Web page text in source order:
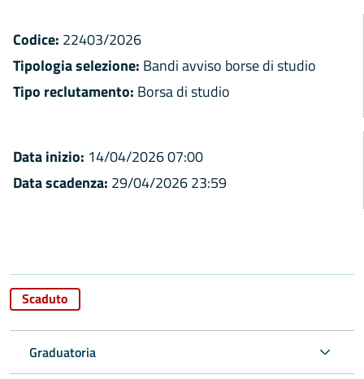
Codice: 22403/2026
Tipologia selezione: Bandi avviso borse di studio
Tipo reclutamento: Borsa di studio
Data inizio: 14/04/2026 07:00
Data scadenza: 29/04/2026 23:59
Scaduto
Graduatoria